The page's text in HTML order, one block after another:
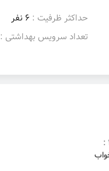
حداکثر ظرفیت : 6 نفر
تعداد سرویس بهداشتی :